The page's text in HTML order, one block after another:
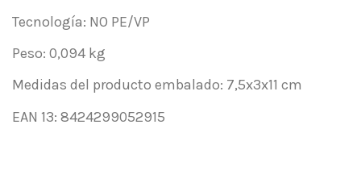
Tecnología: NO PE/VP
Peso: 0,094 kg
Medidas del producto embalado: 7,5x3x11 cm
EAN 13: 8424299052915